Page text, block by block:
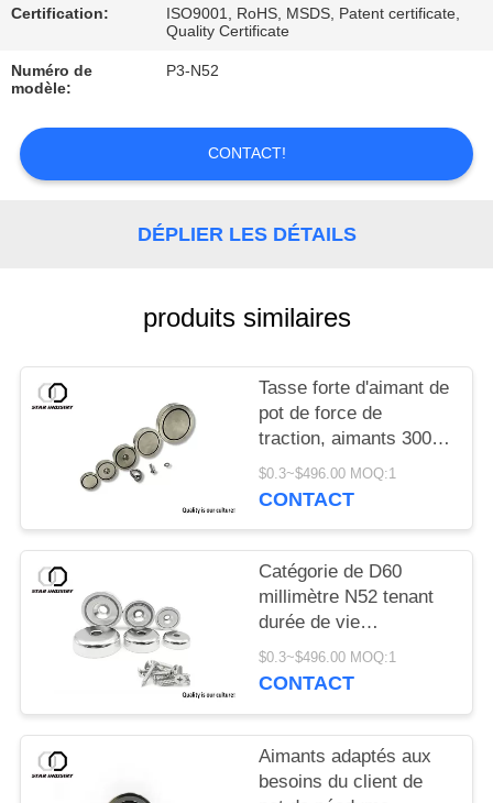
CONTACTEZ-
NOUS
NOUVELLES
Certification:
ISO9001, RoHS, MSDS, Patent certificate,
Quality Certificate
Numéro de
modèle:
P3-N52
CONTACT!
DÉPLIER LES DÉTAILS
produits similaires
Tasse forte d'aimant de
pot de force de
traction, aimants 300kg
de pêche de néodyme
de D100MM
$0.3~$496.00 MOQ:1
CONTACT
Catégorie de D60
millimètre N52 tenant
durée de vie
magnétique
d'Assemblées de
$0.3~$496.00 MOQ:1
CONTACT
Aimants adaptés aux
besoins du client de